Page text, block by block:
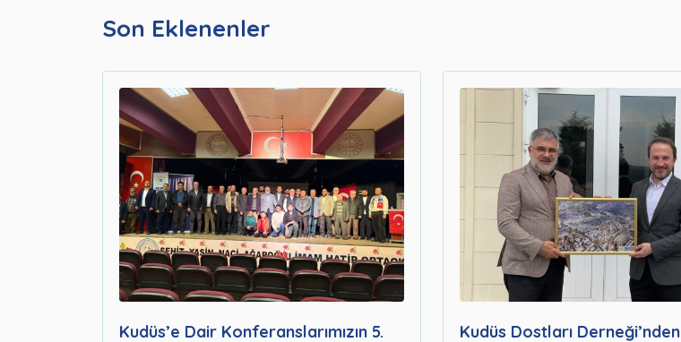
Son Eklenenler
Kudüs’e Dair Konferanslarımızın 5. Kudüs Dostları Derneği’nden